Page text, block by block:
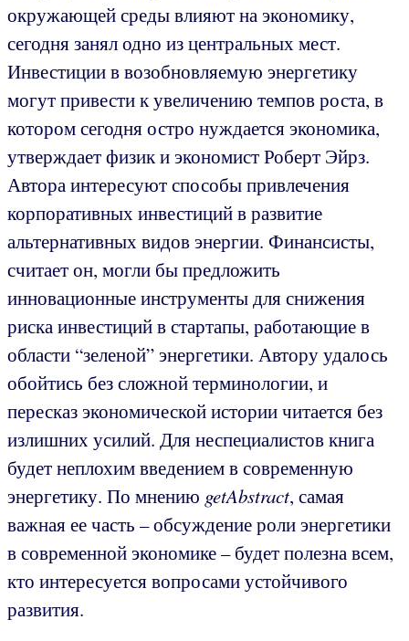
окружающей среды влияют на экономику,
сегодня занял одно из центральных мест.
Инвестиции в возобновляемую энергетику
могут привести к увеличению темпов роста, в
котором сегодня остро нуждается экономика,
утверждает физик и экономист Роберт Эйрз.
Автора интересуют способы привлечения
корпоративных инвестиций в развитие
альтернативных видов энергии. Финансисты,
считает он, могли бы предложить
инновационные инструменты для снижения
риска инвестиций в стартапы, работающие в
области “зеленой” энергетики. Автору удалось
обойтись без сложной терминологии, и
пересказ экономической истории читается без
излишних усилий. Для неспециалистов книга
будет неплохим введением в современную
энергетику. По мнению getAbstract, самая
важная ее часть – обсуждение роли энергетики
в современной экономике – будет полезна всем,
кто интересуется вопросами устойчивого
развития.